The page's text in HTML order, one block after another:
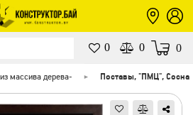
0 0 0
массива дерева- Поставы, "ПМЦ", Сосна